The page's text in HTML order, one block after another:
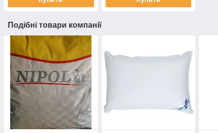
Подібні товари компанії